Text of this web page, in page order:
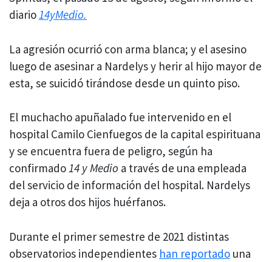
diario14yMedio.
La agresión ocurrió con arma blanca; y el asesino
luego de asesinar a Nardelys y herir al hijo mayor de
esta, se suicidó tirándose desde un quinto piso.
El muchacho apuñalado fue intervenido en el
hospital Camilo Cienfuegos de la capital espirituana
y se encuentra fuera de peligro, según ha
confirmado14 y Medio a través de una empleada
del servicio de información del hospital. Nardelys
deja a otros dos hijos huérfanos.
Durante el primer semestre de 2021 distintas
observatorios independientes han reportado una